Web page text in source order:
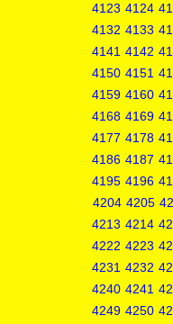
4123 4124
4132 4133
4141 4142
4150 4151
4159 4160
4168 4169
4177 4178
4186 4187
4195 4196
4204 4205
4213 4214
4222 4223
4231 4232
4240 4241
4249 4250